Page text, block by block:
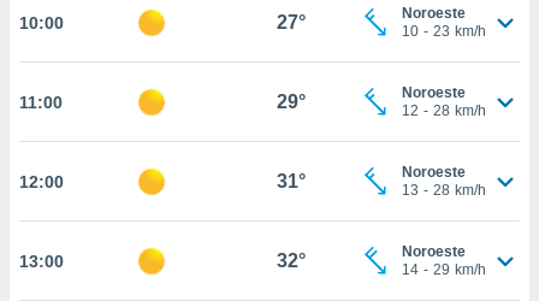
caso,
navegação
cookies
10:00 27°
Noroeste
10 - 23 km/h
11:00 29°
Noroeste
12 - 28 km/h
12:00 31°
Noroeste
13 - 28 km/h
13:00 32°
Noroeste
14 - 29 km/h